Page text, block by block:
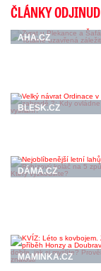
ČLÁNKY ODJINUD
AHA.CZ
BLESK.CZ
DÁMA.CZ
MAMINKA.CZ